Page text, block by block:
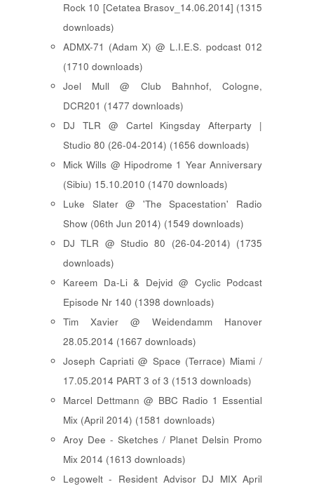
Rock 10 [ Cetatea Brasov_14.06.2014 ] (1315
downloads)
ADMX-71 (Adam X) @ L.I.E.S. podcast 012
(1710 downloads)
Joel Mull @ Club Bahnhof, Cologne,
DCR201 (1477 downloads)
DJ TLR @ Cartel Kingsday Afterparty |
Studio 80 (26-04-2014) (1656 downloads)
Mick Wills @ Hipodrome 1 Year Anniversary
(Sibiu) 15.10.2010 (1470 downloads)
Luke Slater @ 'The Spacestation' Radio
Show (06th Jun 2014) (1549 downloads)
DJ TLR @ Studio 80 (26-04-2014) (1735
downloads)
Kareem Da-Li & Dejvid @ Cyclic Podcast
Episode Nr 140 (1398 downloads)
Tim Xavier @ Weidendamm Hanover
28.05.2014 (1667 downloads)
Joseph Capriati @ Space (Terrace) Miami /
17.05.2014 PART 3 of 3 (1513 downloads)
Marcel Dettmann @ BBC Radio 1 Essential
Mix (April 2014) (1581 downloads)
Aroy Dee - Sketches / Planet Delsin Promo
Mix 2014 (1613 downloads)
Legowelt - Resident Advisor DJ MIX April